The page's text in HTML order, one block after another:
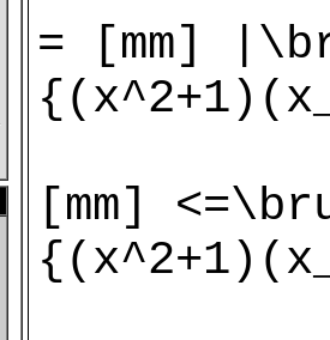
= [mm]
[mm]